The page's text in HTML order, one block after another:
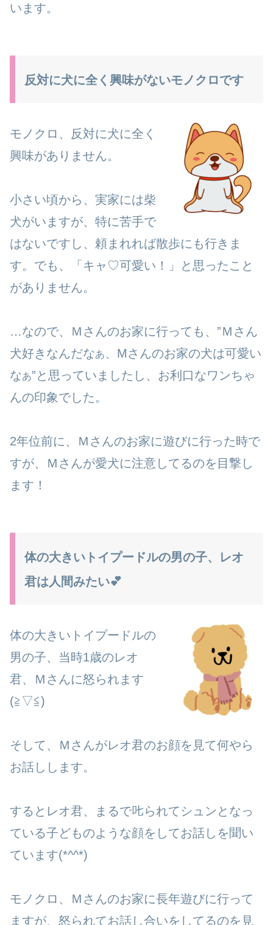
います。
反対に犬に全く興味がないモノクロです
モノクロ、反対に犬に全く
興味がありません。
小さい頃から、実家には柴
犬がいますが、特に苦手で
はないですし、頼まれれば散歩にも行きま
す。でも、「キャ♡可愛い！」と思ったこと
がありません。
…なので、Ｍさんのお家に行っても、”Ｍさん
犬好きなんだなあ、Mさんのお家の犬は可愛い
なあ”と思っていましたし、お利口なワンちゃ
んの印象でした。
2年位前に、Ｍさんのお家に遊びに行った時で
すが、Ｍさんが愛犬に注意してるのを目撃し
ます！
体の大きいトイプードルの男の子、レオ
君は人間みたい💕
体の大きいトイプードルの
男の子、当時1歳のレオ
君、Ｍさんに怒られます
(≧▽≦)
そして、Ｍさんがレオ君のお顔を見て何やら
お話しします。
するとレオ君、まるで𠮟られてシュンとなっ
ている子どものような顔をしてお話しを聞い
ています(*^^*)
モノクロ、Ｍさんのお家に長年遊びに行って
ますが、怒られてお話し合いをしてるのを見